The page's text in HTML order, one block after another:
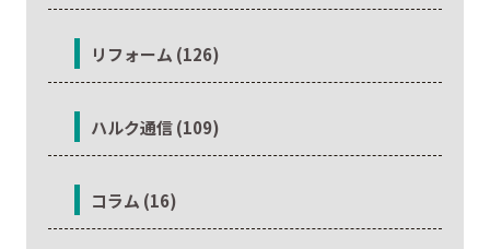
リフォーム (126)
ハルク通信 (109)
コラム (16)